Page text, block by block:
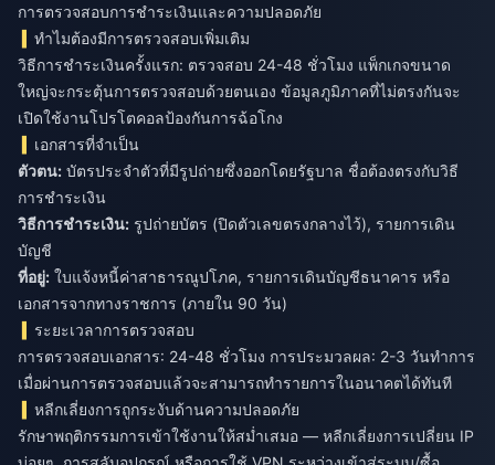
การตรวจสอบการชำระเงินและความปลอดภัย
ทำไมต้องมีการตรวจสอบเพิ่มเติม
วิธีการชำระเงินครั้งแรก: ตรวจสอบ 24-48 ชั่วโมง แพ็กเกจขนาด
ใหญ่จะกระตุ้นการตรวจสอบด้วยตนเอง ข้อมูลภูมิภาคที่ไม่ตรงกันจะ
เปิดใช้งานโปรโตคอลป้องกันการฉ้อโกง
เอกสารที่จำเป็น
ตัวตน: บัตรประจำตัวที่มีรูปถ่ายซึ่งออกโดยรัฐบาล ชื่อต้องตรงกับวิธี
การชำระเงิน
วิธีการชำระเงิน: รูปถ่ายบัตร (ปิดตัวเลขตรงกลางไว้), รายการเดิน
บัญชี
ที่อยู่: ใบแจ้งหนี้ค่าสาธารณูปโภค, รายการเดินบัญชีธนาคาร หรือ
เอกสารจากทางราชการ (ภายใน 90 วัน)
ระยะเวลาการตรวจสอบ
การตรวจสอบเอกสาร: 24-48 ชั่วโมง การประมวลผล: 2-3 วันทำการ
เมื่อผ่านการตรวจสอบแล้วจะสามารถทำรายการในอนาคตได้ทันที
หลีกเลี่ยงการถูกระงับด้านความปลอดภัย
รักษาพฤติกรรมการเข้าใช้งานให้สม่ำเสมอ — หลีกเลี่ยงการเปลี่ยน IP